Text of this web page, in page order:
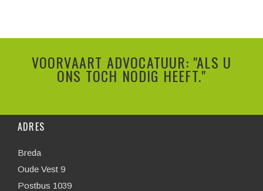
VOORVAART ADVOCATUUR: "ALS U
ONS TOCH NODIG HEEFT."
ADRES
Breda
Oude Vest 9
Postbus 1039